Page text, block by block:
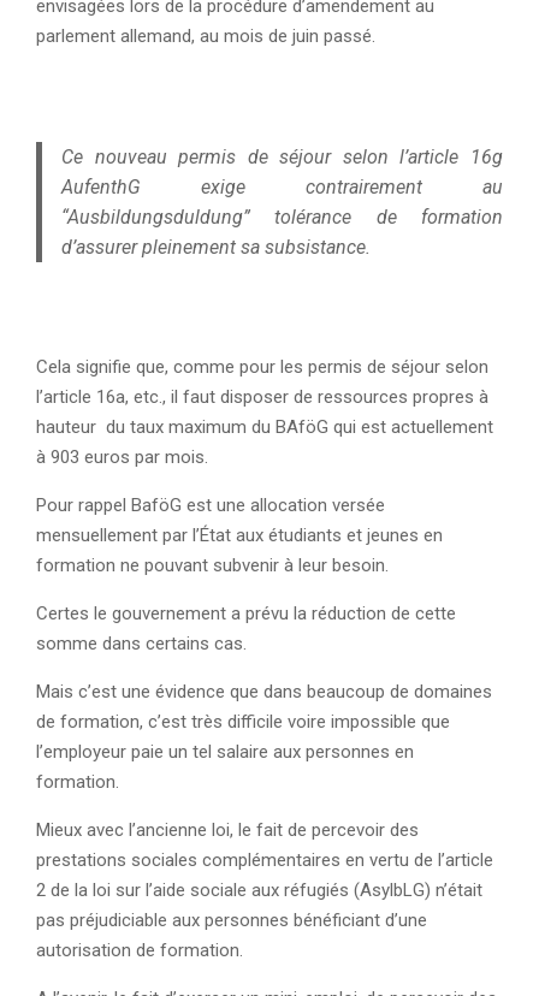
envisagées lors de la procédure d’amendement au
parlement allemand, au mois de juin passé.
Ce nouveau permis de séjour selon l’article 16g
AufenthG exige contrairement au
“Ausbildungsduldung” tolérance de formation
d’assurer pleinement sa subsistance.
Cela signifie que, comme pour les permis de séjour selon
l’article 16a, etc., il faut disposer de ressources propres à
hauteur du taux maximum du BAföG qui est actuellement
à 903 euros par mois.
Pour rappel BaföG est une allocation versée
mensuellement par l’État aux étudiants et jeunes en
formation ne pouvant subvenir à leur besoin.
Certes le gouvernement a prévu la réduction de cette
somme dans certains cas.
Mais c’est une évidence que dans beaucoup de domaines
de formation, c’est très difficile voire impossible que
l’employeur paie un tel salaire aux personnes en
formation.
Mieux avec l’ancienne loi, le fait de percevoir des
prestations sociales complémentaires en vertu de l’article
2 de la loi sur l’aide sociale aux réfugiés (AsylbLG) n’était
pas préjudiciable aux personnes bénéficiant d’une
autorisation de formation.